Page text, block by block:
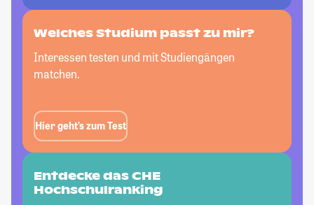
Welches Studium passtzu mir?
Interessen testen und mit Studiengängen
matchen.
Hier geht’s zum Test
Entdecke das CHE
Hochschulranking